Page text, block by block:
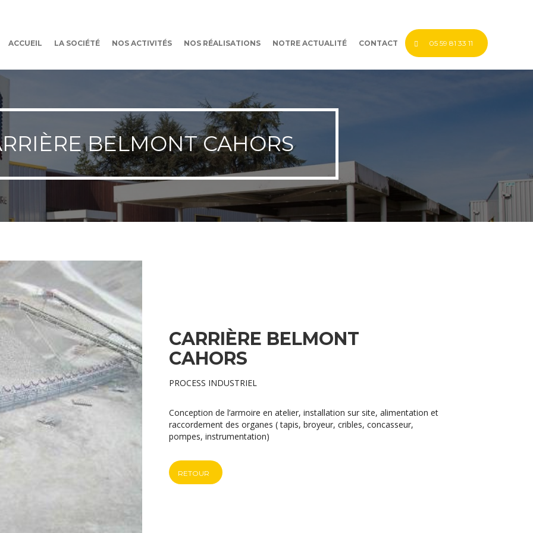
ACCUEIL LA SOCIÉTÉ NOS ACTIVITÉS NOS RÉALISATIONS NOTRE ACTUALITÉ CONTACT 05 59 81 33 11
BELMONT CAHORS
CARRIÈRE BELMONT
CAHORS
PROCESS INDUSTRIEL
Conception de l’armoire en atelier, installation sur site, alimentation et
raccordement des organes ( tapis, broyeur, cribles, concasseur,
pompes, instrumentation)
RETOUR